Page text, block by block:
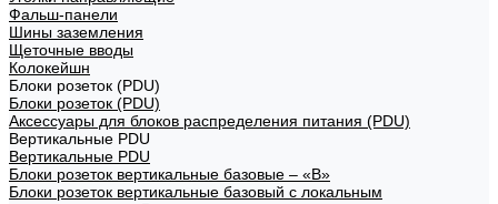
Фальш-панели
Шины заземления
Щеточные вводы
Колокейшн
Блоки розеток (PDU)
Блоки розеток (PDU)
Аксессуары для блоков распределения питания (PDU)
Вертикальные PDU
Вертикальные PDU
Блоки розеток вертикальные базовые – «В»
Блоки розеток вертикальные базовый с локальным